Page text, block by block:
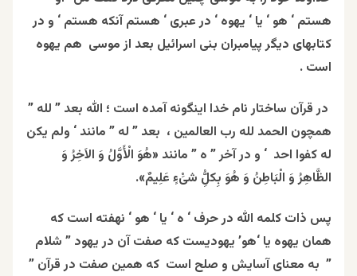
هستم ‘ هو ‘ یا ‘ یهوه ‘ در عبری ‘ هستم آنکه هستم ‘ و در
کتابهای دیگر پیامبران بنی اسرائیل بعد از موسی هم یهوه
است .
در قرآن ساختار نام خدا اینگونه آمده است ؛ الله بعد ” لله ”
همچون الحمد لله رب العالمين ، بعد ” له ” مانند ‘ ولم یکن
له کفوا احد ‘ و در آخر ” ه ” مانند «هُوَ الْأَوَّلُ وَ الاَخِرُ وَ
الظَّاهِرُ وَ الْبَاطِنُ وَ هُوَ بِکلُ‏ِّ شىَ‏ْءٍ عَلِیمٌ».
پس ذات کلمه الله در حرف ‘ ه ‘ یا ‘ هو ‘ نهفته است که
همان یهوه یا ‘هو’ یهودیست که صفت آن در یهود ” شلام
” به معنای آسایش و صلح است که همین صفت در قرآن ”